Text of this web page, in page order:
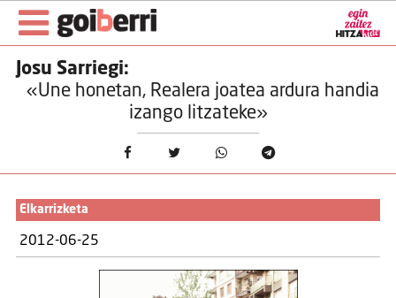
Josu Sarriegi:
«Une honetan, Realera joatea ardura handia
izango litzateke»
Elkarrizketa
2012-06-25